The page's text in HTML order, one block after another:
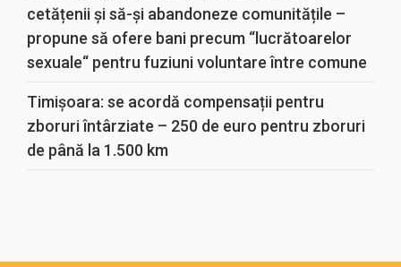
cetățenii și să-și abandoneze comunitățile –
propune să ofere bani precum “lucrătoarelor
sexuale“ pentru fuziuni voluntare între comune
Timișoara: se acordă compensații pentru
zboruri întârziate – 250 de euro pentru zboruri
de până la 1.500 km